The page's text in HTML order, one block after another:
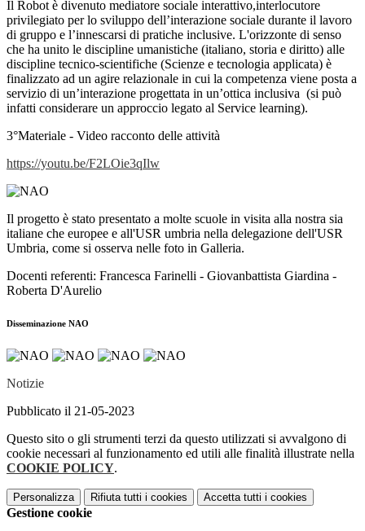
Il Robot è divenuto mediatore sociale interattivo,interlocutore
privilegiato per lo sviluppo dell’interazione sociale durante il lavoro
di gruppo e l’innescarsi di pratiche inclusive. L'orizzonte di senso
che ha unito le discipline umanistiche (italiano, storia e diritto) alle
discipline tecnico-scientifiche (Scienze e tecnologia applicata) è
finalizzato ad un agire relazionale in cui la competenza viene posta a
servizio di un’interazione progettata in un’ottica inclusiva (si può
infatti considerare un approccio legato al Service learning).
3°Materiale - Video racconto delle attività
https://youtu.be/F2LOie3qIlw
Il progetto è stato presentato a molte scuole in visita alla nostra sia
italiane che europee e all'USR umbria nella delegazione dell'USR
Umbria, come si osserva nelle foto in Galleria.
Docenti referenti: Francesca Farinelli - Giovanbattista Giardina -
Roberta D'Aurelio
Disseminazione NAO
Notizie
Pubblicato il 21-05-2023
Questo sito o gli strumenti terzi da questo utilizzati si avvalgono di
cookie necessari al funzionamento ed utili alle finalità illustrate nella
COOKIE POLICY.
Personalizza Rifiuta tutti i cookies Accetta tutti i cookies
Gestione cookie